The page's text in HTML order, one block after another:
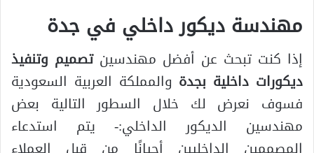
مهندسة ديكور داخلي في جدة
إذا كنت تبحث عن أفضل مهندسينتصميم وتنفيذ
ديكورات داخلية بجدة والمملكة العربية السعودية
فسوف نعرض لك خلال السطور التالية بعض
مهندسين الديكور الداخلي:- يتم استدعاء